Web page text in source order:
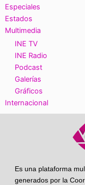
Especiales
Estados
Multimedia
INE TV
INE Radio
Podcast
Galerías
Gráficos
Internacional
Es una plataforma
generados por la